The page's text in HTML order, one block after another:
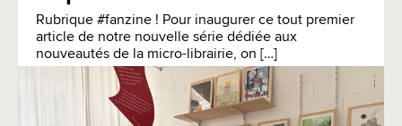
Rubrique #fanzine ! Pour inaugurer ce tout premier
article de notre nouvelle série dédiée aux
nouveautés de la micro-librairie, on […]